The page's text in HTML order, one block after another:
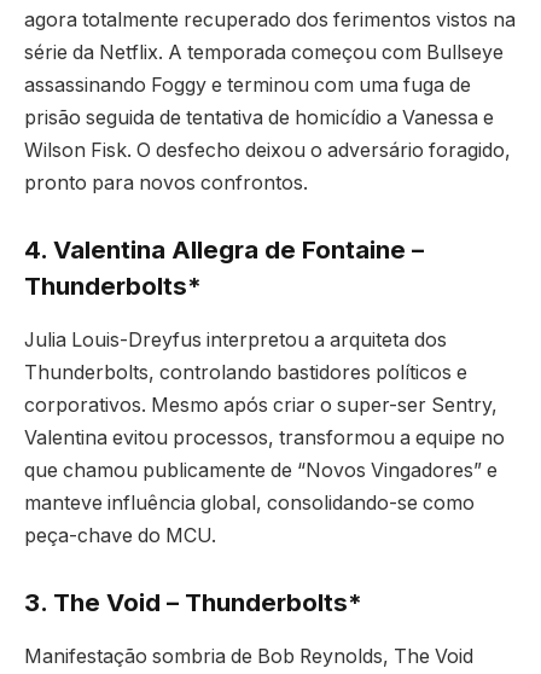
agora totalmente recuperado dos ferimentos vistos na
série da Netflix. A temporada começou com Bullseye
assassinando Foggy e terminou com uma fuga de
prisão seguida de tentativa de homicídio a Vanessa e
Wilson Fisk. O desfecho deixou o adversário foragido,
pronto para novos confrontos.
4. Valentina Allegra de Fontaine –
Thunderbolts*
Julia Louis-Dreyfus interpretou a arquiteta dos
Thunderbolts, controlando bastidores políticos e
corporativos. Mesmo após criar o super-ser Sentry,
Valentina evitou processos, transformou a equipe no
que chamou publicamente de “Novos Vingadores” e
manteve influência global, consolidando-se como
peça-chave do MCU.
3. The Void – Thunderbolts*
Manifestação sombria de Bob Reynolds, The Void